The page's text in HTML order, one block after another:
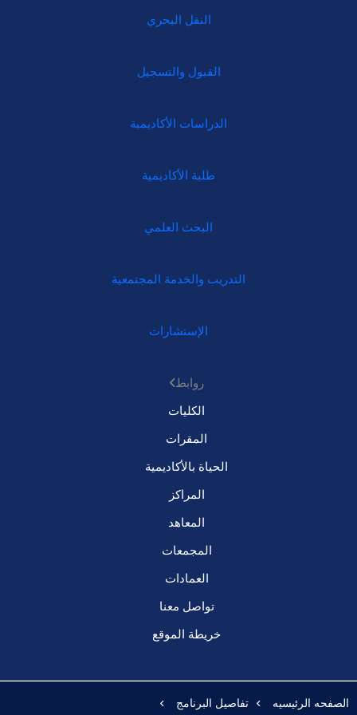
النقل البحري
القبول والتسجيل
الدراسات الأكاديمية
طلبة الأكاديمية
البحث العلمي
التدريب والخدمة المجتمعية
الإستشارات
روابط
الكليات
المقرات
الحياة بالأكاديمية
المراكز
المعاهد
المجمعات
العمادات
تواصل معنا
خريطة الموقع
الصفحه الرئيسيه تفاصيل البرنامج